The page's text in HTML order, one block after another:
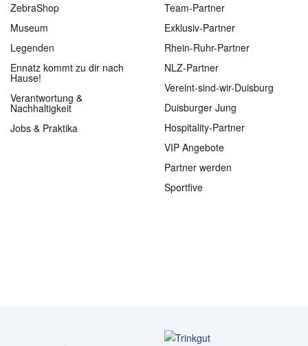
ZebraShop
Museum
Legenden
Ennatz kommt zu dir nach
Hause!
Verantwortung &
Nachhaltigkeit
Jobs & Praktika
Team-Partner
Exklusiv-Partner
Rhein-Ruhr-Partner
NLZ-Partner
Vereint-sind-wir-Duisburg
Duisburger Jung
Hospitality-Partner
VIP Angebote
Partner werden
Sportfive